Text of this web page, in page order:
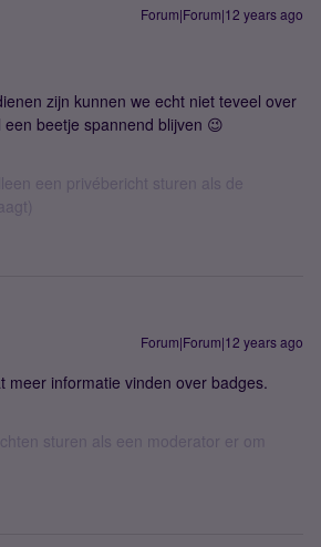
Forum|Forum|12 years ago
zijn kunnen we echt niet teveel over
beetje spannend blijven 😉
een privébericht sturen als de
Forum|Forum|12 years ago
meer informatie vinden over badges.
sturen als een moderator er om